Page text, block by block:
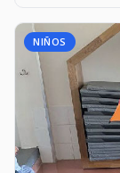
NIÑOS